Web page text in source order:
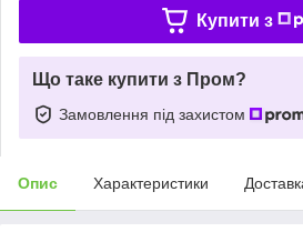
Купити з
Що таке купити з Пром?
Замовлення під захистом
Опис Характеристики